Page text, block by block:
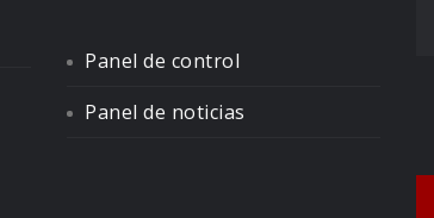
Panel de control
Panel de noticias